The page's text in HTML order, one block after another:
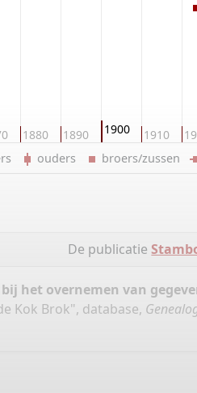
1880 1890 1900 1910
ouders broers/zussen
De publicatie
het overnemen van
Kok Brok", database,